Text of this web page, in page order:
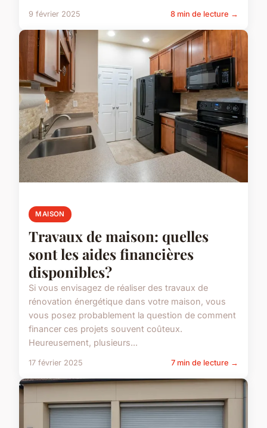
9 février 2025 8 min de lecture →
MAISON
Travaux de maison: quelles
sont les aides financières
disponibles?
Si vous envisagez de réaliser des travaux de
rénovation énergétique dans votre maison, vous
vous posez probablement la question de comment
financer ces projets souvent coûteux.
Heureusement, plusieurs...
17 février 2025 7 min de lecture →